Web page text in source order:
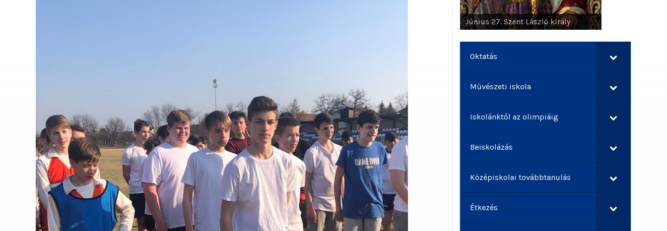
Június 29. Szent Pál apostol, Szent
Péter apostol
Oktatás
Művészeti iskola
Iskolánktól az olimpiáig
Beiskolázás
Középiskolai továbbtanulás
Étkezés